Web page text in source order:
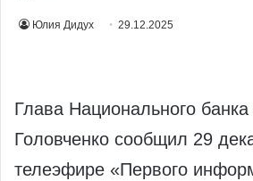
Юлия Дидух 29.12.2025
Глава Национального
Головченко сообщил 29
телеэфире «Первого